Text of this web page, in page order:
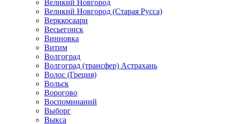
Великий Новгород
Великий Новгород (Старая Русса)
Верккосаари
Весьегонск
Винновка
Витим
Волгоград
Волгоград (трансфер) Астрахань
Волос (Греция)
Вольск
Ворогово
Воспоминаний
Выборг
Выкса